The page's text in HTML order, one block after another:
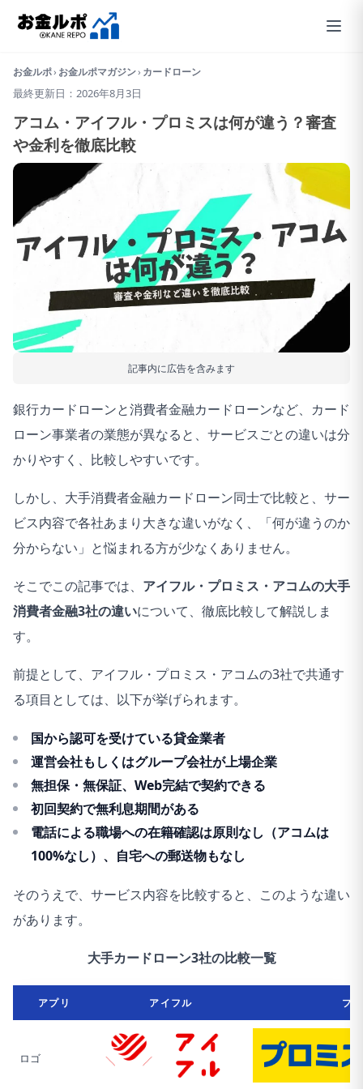
お金ルポ› お金ルポマガジン› カードローン
最終更新日：2026年8月3日
アコム・アイフル・プロミスは何が違う？審査
や金利を徹底比較
記事内に広告を含みます
銀行カードローンと消費者金融カードローンなど、カード
ローン事業者の業態が異なると、サービスごとの違いは分
かりやすく、比較しやすいです。
しかし、大手消費者金融カードローン同士で比較と、サー
ビス内容で各社あまり大きな違いがなく、「何が違うのか
分からない 」と悩まれる方が少なくありません。
そこでこの記事では、 アイフル・プロミス・アコムの大手
消費者金融3社の違いについて、徹底比較して解説しま
す。
前提として、アイフル・プロミス・アコムの3社で共通す
る項目としては、以下が挙げられます。
国から認可を受けている貸金業者
運営会社もしくはグループ会社が上場企業
無担保・無保証、Web完結で契約できる
初回契約で無利息期間がある
電話による職場への在籍確認は原則なし（アコムは
100%なし）、自宅への郵送物もなし
そのうえで、サービス内容を比較すると、このような違い
があります。
大手カードローン3社の比較一覧
アプリ アイフル プ
ロゴ